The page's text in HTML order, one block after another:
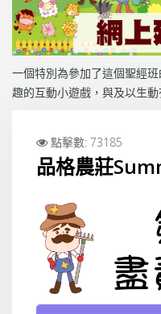
一個特別為參加了這個聖經
趣的互動小遊戲，與及以生
點擊數: 73185
品格農莊